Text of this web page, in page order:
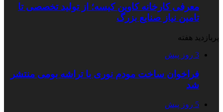
معرفی کارخانه کاوین کیسه؛ از تولید تخصصی تا
تامین نیاز صنایع بزرگ
پربازدید هفته
3 روز پیش
فراخوان ساخت مودم نوری با تراشه بومی منتشر
شد
5 روز پیش